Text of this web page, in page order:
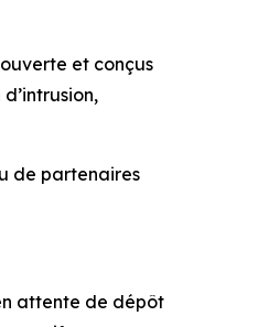
et conçus
de partenaires
attente de dépôt